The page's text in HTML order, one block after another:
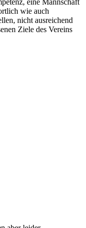
wie auch
nicht ausreichend
Ziele des Vereins